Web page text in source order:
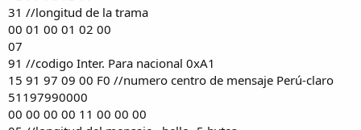
31 //longitud de la trama
00 01 00 01 02 00
07
91 //codigo Inter. Para nacional 0xA1
15 91 97 09 00 F0 //numero centro de mensaje Perú-claro
51197990000
00 00 00 00 11 00 00 00